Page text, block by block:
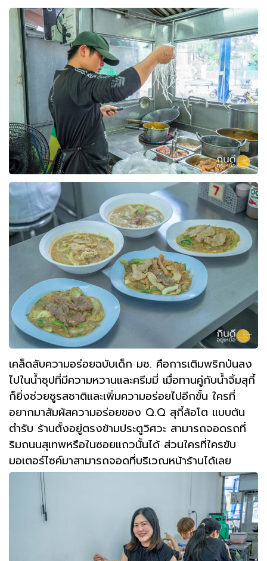
เคล็ดลับความอร่อยฉบับเด็ก มช. คือการเติมพริกป่นลง
ไปในน้ำซุปที่มีความหวานและครีมมี่ เมื่อทานคู่กับน้ำจิ้มสุกี้
ก็ยิ่งช่วยชูรสชาติและเพิ่มความอร่อยไปอีกขั้น ใครที่
อยากมาสัมผัสความอร่อยของ Q.Q สุกี้ล้อโต แบบต้น
ตำรับ ร้านตั้งอยู่ตรงข้ามประตูวิศวะ สามารถจอดรถที่
ริมถนนสุเทพหรือในซอยแถวนั้นได้ ส่วนใครที่ใครขับ
มอเตอร์ไซค์มาสามารถจอดที่บริเวณหน้าร้านได้เลย